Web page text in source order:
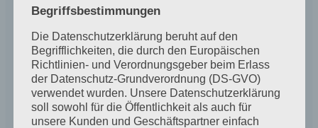
embedded content if you have an account and are
logged in to that website.
Who we share your data with
Suggested text:If you request a password reset,
Begriffsbestimmungen
Die Datenschutzerklärung beruht auf den
Begrifflichkeiten, die durch den Europäischen
Richtlinien- und Verordnungsgeber beim Erlass
der Datenschutz-Grundverordnung (DS-GVO)
verwendet wurden. Unsere Datenschutzerklärung
soll sowohl für die Öffentlichkeit als auch für
unsere Kunden und Geschäftspartner einfach